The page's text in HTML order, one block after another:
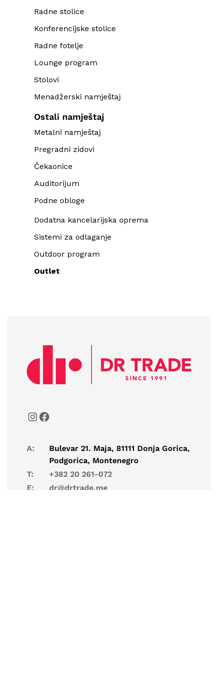
Radne stolice
Konferencijske stolice
Radne fotelje
Lounge program
Stolovi
Menadžerski namještaj
Ostali namještaj
Metalni namještaj
Pregradni zidovi
Čekaonice
Auditorijum
Podne obloge
Dodatna kancelarijska oprema
Sistemi za odlaganje
Outdoor program
Outlet
A:
Bulevar 21. Maja, 81111 Donja Gorica,
Podgorica, Montenegro
T:
+382 20 261-072
E:
dr@drtrade.me